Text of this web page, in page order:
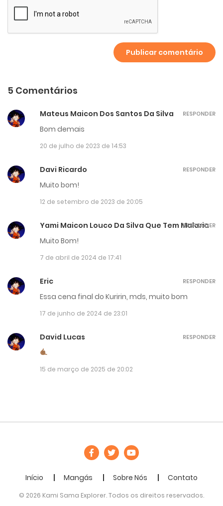
5 Comentários
Mateus Maicon Dos Santos Da Silva
Bom demais
20 de julho de 2023 de 14:53
RESPONDER
Davi Ricardo
Muito bom!
12 de setembro de 2023 de 20:05
RESPONDER
Yami Maicon Louco Da Silva Que Tem Malaria
Muito Bom!
7 de abril de 2024 de 17:41
RESPONDER
Eric
Essa cena final do Kuririn, mds, muito bom
17 de junho de 2024 de 23:01
RESPONDER
David Lucas
15 de março de 2025 de 20:02
RESPONDER
Início Mangás Sobre Nós Contato
© 2026 Kami Sama Explorer. Todos os direitos reservados.